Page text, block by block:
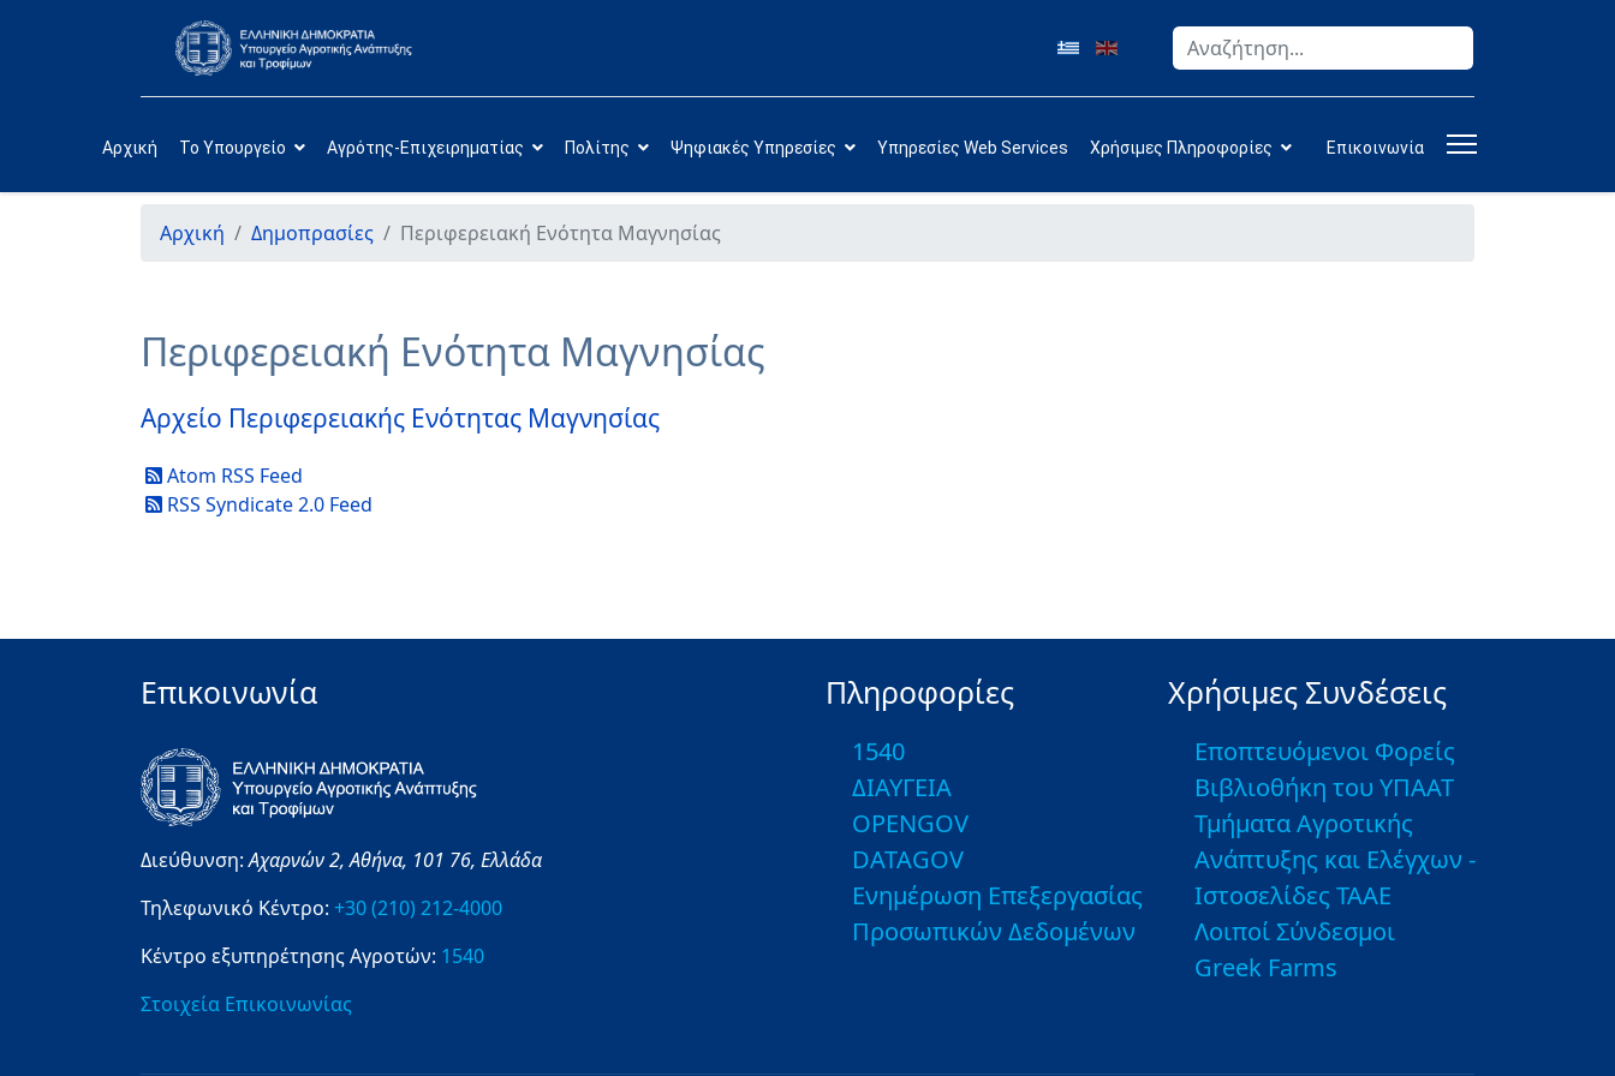
Αναζήτηση
Αρχική Το Υπουργείο Αγρότης-Επιχειρηματίας Πολίτης Ψηφιακές Υπηρεσίες Υπηρεσίες Web Services Χρήσιμες Πληροφορίες Επικοινωνία
Αρχική Δημοπρασίες Περιφερειακή Ενότητα Μαγνησίας
Περιφερειακή Ενότητα Μαγνησίας
Αρχείο Περιφερειακής Ενότητας Μαγνησίας
Atom RSS Feed
RSS Syndicate 2.0 Feed
Επικοινωνία
Διεύθυνση:Αχαρνών 2,Αθήνα, 101 76, Ελλάδα
Τηλεφωνικό Κέντρο: +30 (210) 212-4000
Κέντρο εξυπηρέτησης Αγροτών: 1540
Στοιχεία Επικοινωνίας
Πληροφορίες
1540
ΔΙΑΥΓΕΙΑ
OPENGOV
DATAGOV
Ενημέρωση Επεξεργασίας
Προσωπικών Δεδομένων
Χρήσιμες Συνδέσεις
Εποπτευόμενοι Φορείς
Βιβλιοθήκη του ΥΠΑΑΤ
Τμήματα Αγροτικής
Ανάπτυξης και Ελέγχων -
Ιστοσελίδες ΤΑΑΕ
Λοιποί Σύνδεσμοι
Greek Farms